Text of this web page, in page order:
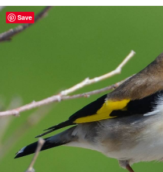
Save